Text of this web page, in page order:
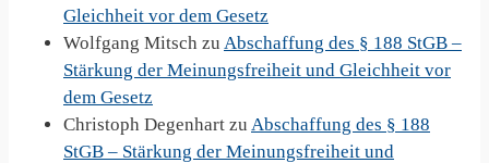
Gleichheit vor dem Gesetz
Wolfgang Mitsch zu Abschaffung des § 188 StGB –
Stärkung der Meinungsfreiheit und Gleichheit vor
dem Gesetz
Christoph Degenhart zu Abschaffung des § 188
StGB – Stärkung der Meinungsfreiheit und